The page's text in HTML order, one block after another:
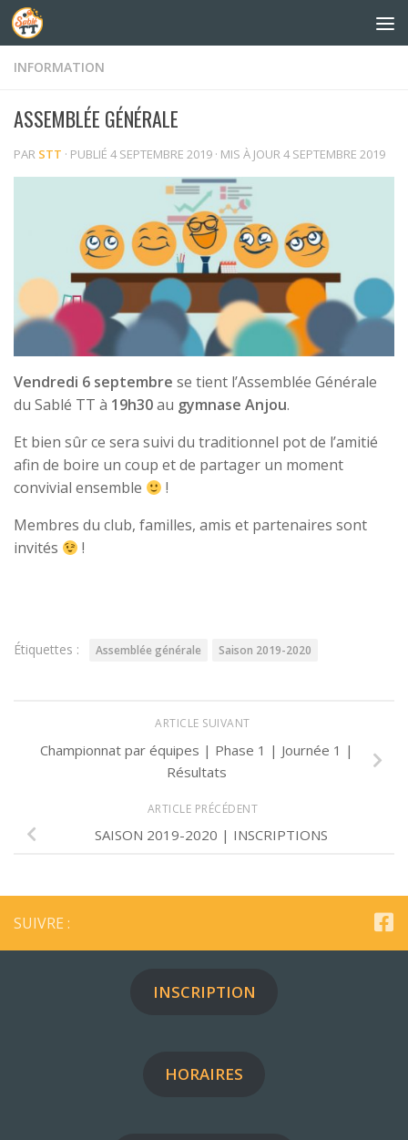
Skip to content
INFORMATION
ASSEMBLÉE GÉNÉRALE
PAR STT · PUBLIÉ 4 SEPTEMBRE 2019 · MIS À JOUR4 SEPTEMBRE 2019
Vendredi 6 septembre se tient l’Assemblée Générale
du Sablé TT à 19h30au gymnase Anjou.
Et bien sûr ce sera suivi du traditionnel pot de l’amitié
afin de boire un coup et de partager un moment
convivial ensemble
!
Membres du club, familles, amis et partenaires sont
invités
!
Étiquettes : Assemblée générale Saison 2019-2020
ARTICLE SUIVANT
Championnat par équipes | Phase 1 | Journée 1 |
Résultats
ARTICLE PRÉCÉDENT
SAISON 2019-2020 | INSCRIPTIONS
SUIVRE :
INSCRIPTION
HORAIRES